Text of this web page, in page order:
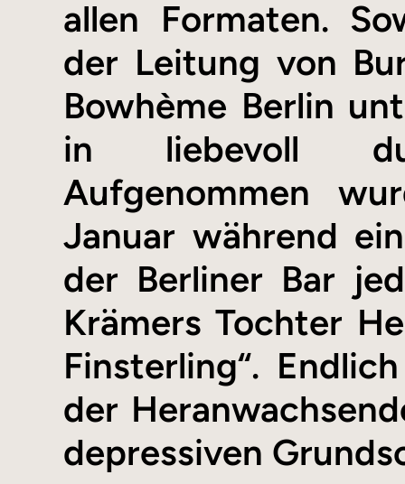
allen Formaten.
der Leitung von
Bowhème Berlin
in liebevoll
Aufgenommen
Januar während
der Berliner Bar
Krämers Tochter
Finsterling“.
der
depressiven